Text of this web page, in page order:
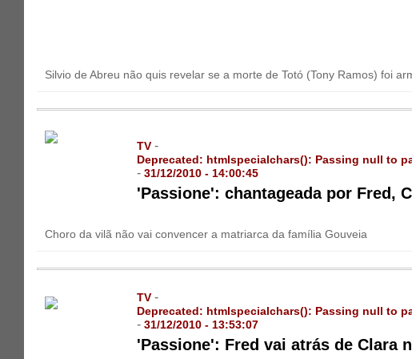
Silvio de Abreu não quis revelar se a morte de Totó (Tony Ramos) foi
TV -
Deprecated: htmlspecialchars(): Passing null to
-31/12/2010 - 14:00:45
'Passione': chantageada por Fred,
Choro da vilã não vai convencer a matriarca da família Gouveia
TV -
Deprecated: htmlspecialchars(): Passing null to
-31/12/2010 - 13:53:07
'Passione': Fred vai atrás de Clara